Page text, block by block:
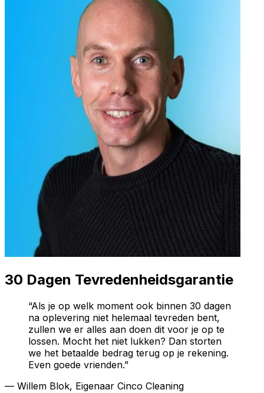
30 Dagen Tevredenheidsgarantie
“Als je op welk moment ook binnen 30 dagen
na oplevering niet helemaal tevreden bent,
zullen we er alles aan doen dit voor je op te
lossen. Mocht het niet lukken? Dan storten
we het betaalde bedrag terug op je rekening.
Even goede vrienden.”
— Willem Blok, Eigenaar Cinco Cleaning